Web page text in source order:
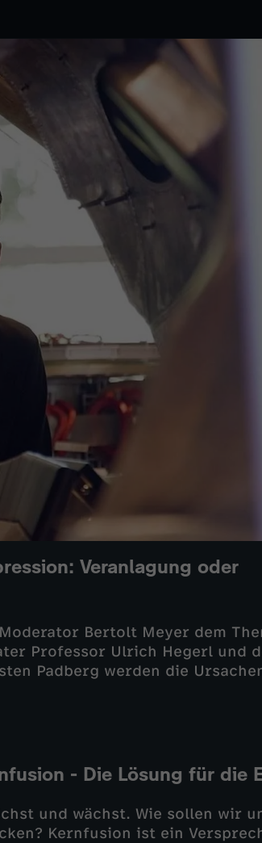
Veranlagung oder
Bertolt Meyer dem
Professor Ulrich Hegerl und
Padberg werden die
- Die Lösung für die
und wächst. Wie sollen wir
Kernfusion ist ein